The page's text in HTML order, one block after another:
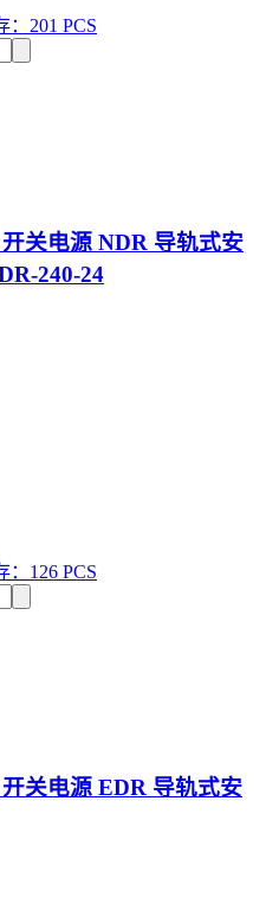
：201 PCS
关电源 NDR 导轨式安
240-24
：126 PCS
关电源 EDR 导轨式安